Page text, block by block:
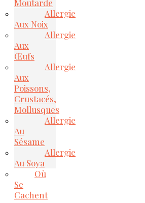
Moutarde
Allergie
Aux Noix
Allergie
Aux
Œufs
Allergie
Aux
Poissons,
Crustacés,
Mollusques
Allergie
Au
Sésame
Allergie
Au Soya
Où
Se
Cachent